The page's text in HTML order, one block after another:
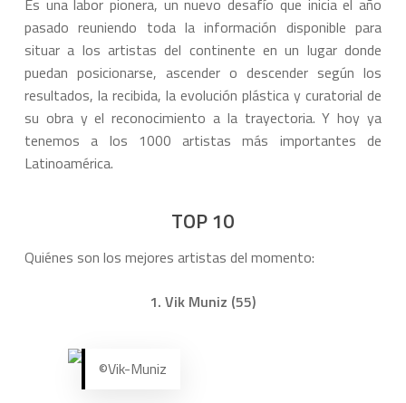
Es una labor pionera, un nuevo desafío que inicia el año
pasado reuniendo toda la información disponible para
situar a los artistas del continente en un lugar donde
puedan posicionarse, ascender o descender según los
resultados, la recibida, la evolución plástica y curatorial de
su obra y el reconocimiento a la trayectoria. Y hoy ya
tenemos a los 1000 artistas más importantes de
Latinoamérica.
TOP 10
Quiénes son los mejores artistas del momento:
1. Vik Muniz (55)
©Vik-Muniz